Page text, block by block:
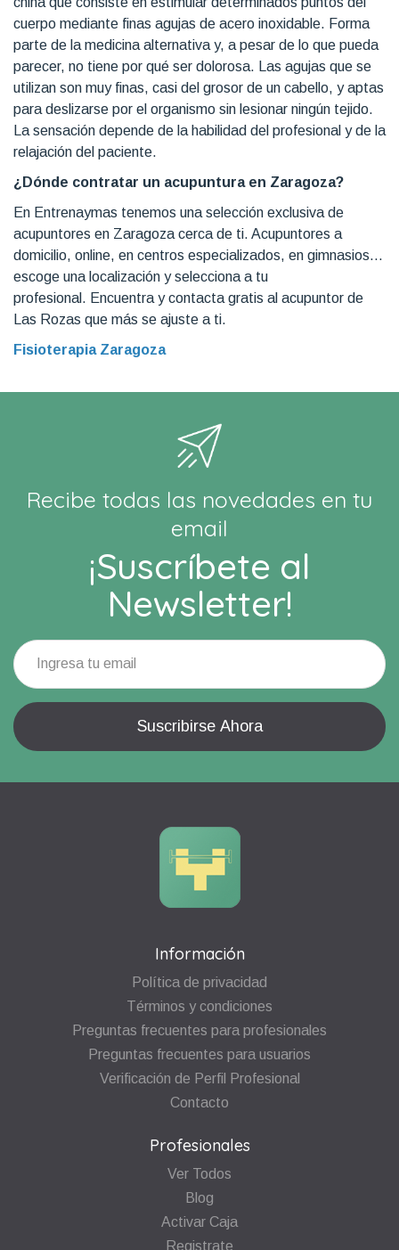
cuerpo mediante finas agujas de acero inoxidable. Forma
parte de la medicina alternativa y, a pesar de lo que pueda
parecer, no tiene por qué ser dolorosa. Las agujas que se
utilizan son muy finas, casi del grosor de un cabello, y aptas
para deslizarse por el organismo sin lesionar ningún tejido.
La sensación depende de la habilidad del profesional y de la
relajación del paciente.
¿Dónde contratar un acupuntura en Zaragoza?
En Entrenaymas tenemos una selección exclusiva de
acupuntores en Zaragoza cerca de ti. Acupuntores a
domicilio, online, en centros especializados, en gimnasios…
escoge una localización y selecciona a tu
profesional. Encuentra y contacta gratis al acupuntor de
Las Rozas que más se ajuste a ti.
Fisioterapia Zaragoza
Recibe todas las novedades en tu
email
¡Suscríbete al
Newsletter!
Información
Política de privacidad
Términos y condiciones
Preguntas frecuentes para profesionales
Preguntas frecuentes para usuarios
Verificación de Perfil Profesional
Contacto
Profesionales
Ver Todos
Blog
Activar Caja
Registrate